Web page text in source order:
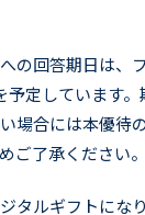
の回答期日は、
予定しています。
場合には本優待
ご了承ください。
タルギフトになり